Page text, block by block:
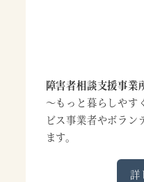
障害者相談支援事業
～もっと暮らしやす
ビス事業者やボラン
ます。
詳